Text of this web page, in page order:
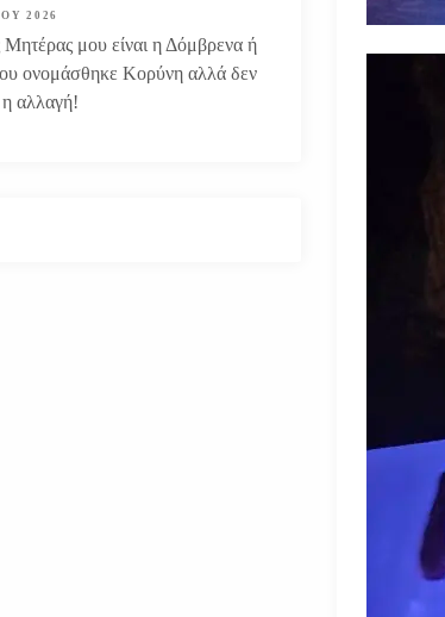
2026
Μητέρας μου είναι η Δόμβρενα ή
ονομάσθηκε Κορύνη αλλά δεν
αλλαγή!